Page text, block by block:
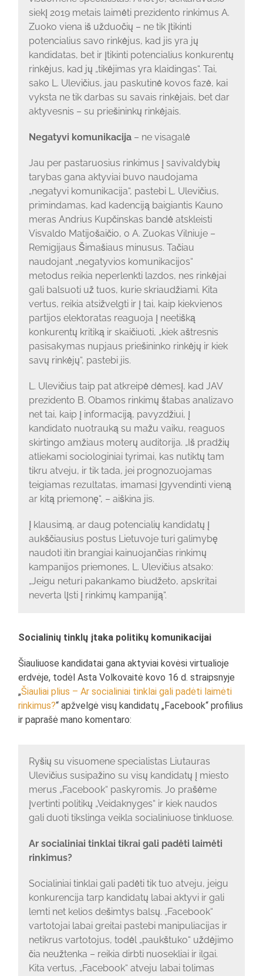
siekį 2019 metais laimėti prezidento rinkimus A.
Zuoko viena iš užduočių – ne tik įtikinti
potencialius savo rinkėjus, kad jis yra jų
kandidatas, bet ir įtikinti potencialius konkurentų
rinkėjus, kad jų „tikėjimas yra klaidingas“. Tai,
sako L. Ulevičius, jau paskutinė kovos fazė, kai
vyksta ne tik darbas su savais rinkėjais, bet dar
aktyvesnis – su priešininkų rinkėjais.
Negatyvi komunikacija– ne visagalė
Jau per pastaruosius rinkimus į savivaldybių
tarybas gana aktyviai buvo naudojama
„negatyvi komunikacija“, pastebi L. Ulevičius,
primindamas, kad kadenciją baigiantis Kauno
meras Andrius Kupčinskas bandė atskleisti
Visvaldo Matijošaičio, o A. Zuokas Vilniuje –
Remigijaus Šimašiaus minusus. Tačiau
naudojant „negatyvios komunikacijos“
metodus reikia neperlenkti lazdos, nes rinkėjai
gali balsuoti už tuos, kurie skriaudžiami. Kita
vertus, reikia atsižvelgti ir į tai, kaip kiekvienos
partijos elektoratas reaguoja į neetišką
konkurentų kritiką ir skaičiuoti, „kiek aštresnis
pasisakymas nupjaus priešininko rinkėjų ir kiek
savų rinkėjų“, pastebi jis.
L. Ulevičius taip pat atkreipė dėmesį, kad JAV
prezidento B. Obamos rinkimų štabas analizavo
net tai, kaip į informaciją, pavyzdžiui, į
kandidato nuotrauką su mažu vaiku, reaguos
skirtingo amžiaus moterų auditorija. „Iš pradžių
atliekami sociologiniai tyrimai, kas nutiktų tam
tikru atveju, ir tik tada, jei prognozuojamas
teigiamas rezultatas, imamasi įgyvendinti vieną
ar kitą priemonę“, – aiškina jis.
Į klausimą, ar daug potencialių kandidatų į
aukščiausius postus Lietuvoje turi galimybę
naudoti itin brangiai kainuojančias rinkimų
kampanijos priemones, L. Ulevičius atsako:
„Jeigu neturi pakankamo biudžeto, apskritai
neverta lįsti į rinkimų kampaniją“.
Socialinių tinklų įtaka politikų komunikacijai
Šiauliuose kandidatai gana aktyviai kovėsi virtualioje
erdvėje, todėl Asta Volkovaitė kovo 16 d. straipsnyje
„Šiauliai plius – Ar socialiniai tinklai gali padėti laimėti
rinkimus?“ apžvelgė visų kandidatų „Facebook“ profilius
ir paprašė mano komentaro:
Ryšių su visuomene specialistas Liutauras
Ulevičius susipažino su visų kandidatų į miesto
merus „Facebook“ paskyromis. Jo prašėme
įvertinti politikų „Veidaknyges“ ir kiek naudos
gali duoti tikslinga veikla socialiniuose tinkluose.
Ar socialiniai tinklai tikrai gali padėti laimėti
rinkimus?
Socialiniai tinklai gali padėti tik tuo atveju, jeigu
konkurencija tarp kandidatų labai aktyvi ir gali
lemti net kelios dešimtys balsų. „Facebook“
vartotojai labai greitai pastebi manipuliacijas ir
netikrus vartotojus, todėl „paukštuko“ uždėjimo
čia neužtenka – reikia dirbti nuosekliai ir ilgai.
Kita vertus, „Facebook“ atveju labai tolimas